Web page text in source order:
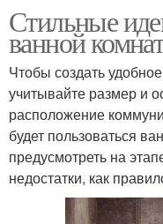
Стильные
ванной
Чтобы создать
учитывайте размер и
расположение
будет пользоваться
предусмотреть на
недостатки, как